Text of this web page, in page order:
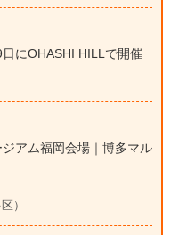
にOHASHI HILLで開催
アム福岡会場｜博多マル
）